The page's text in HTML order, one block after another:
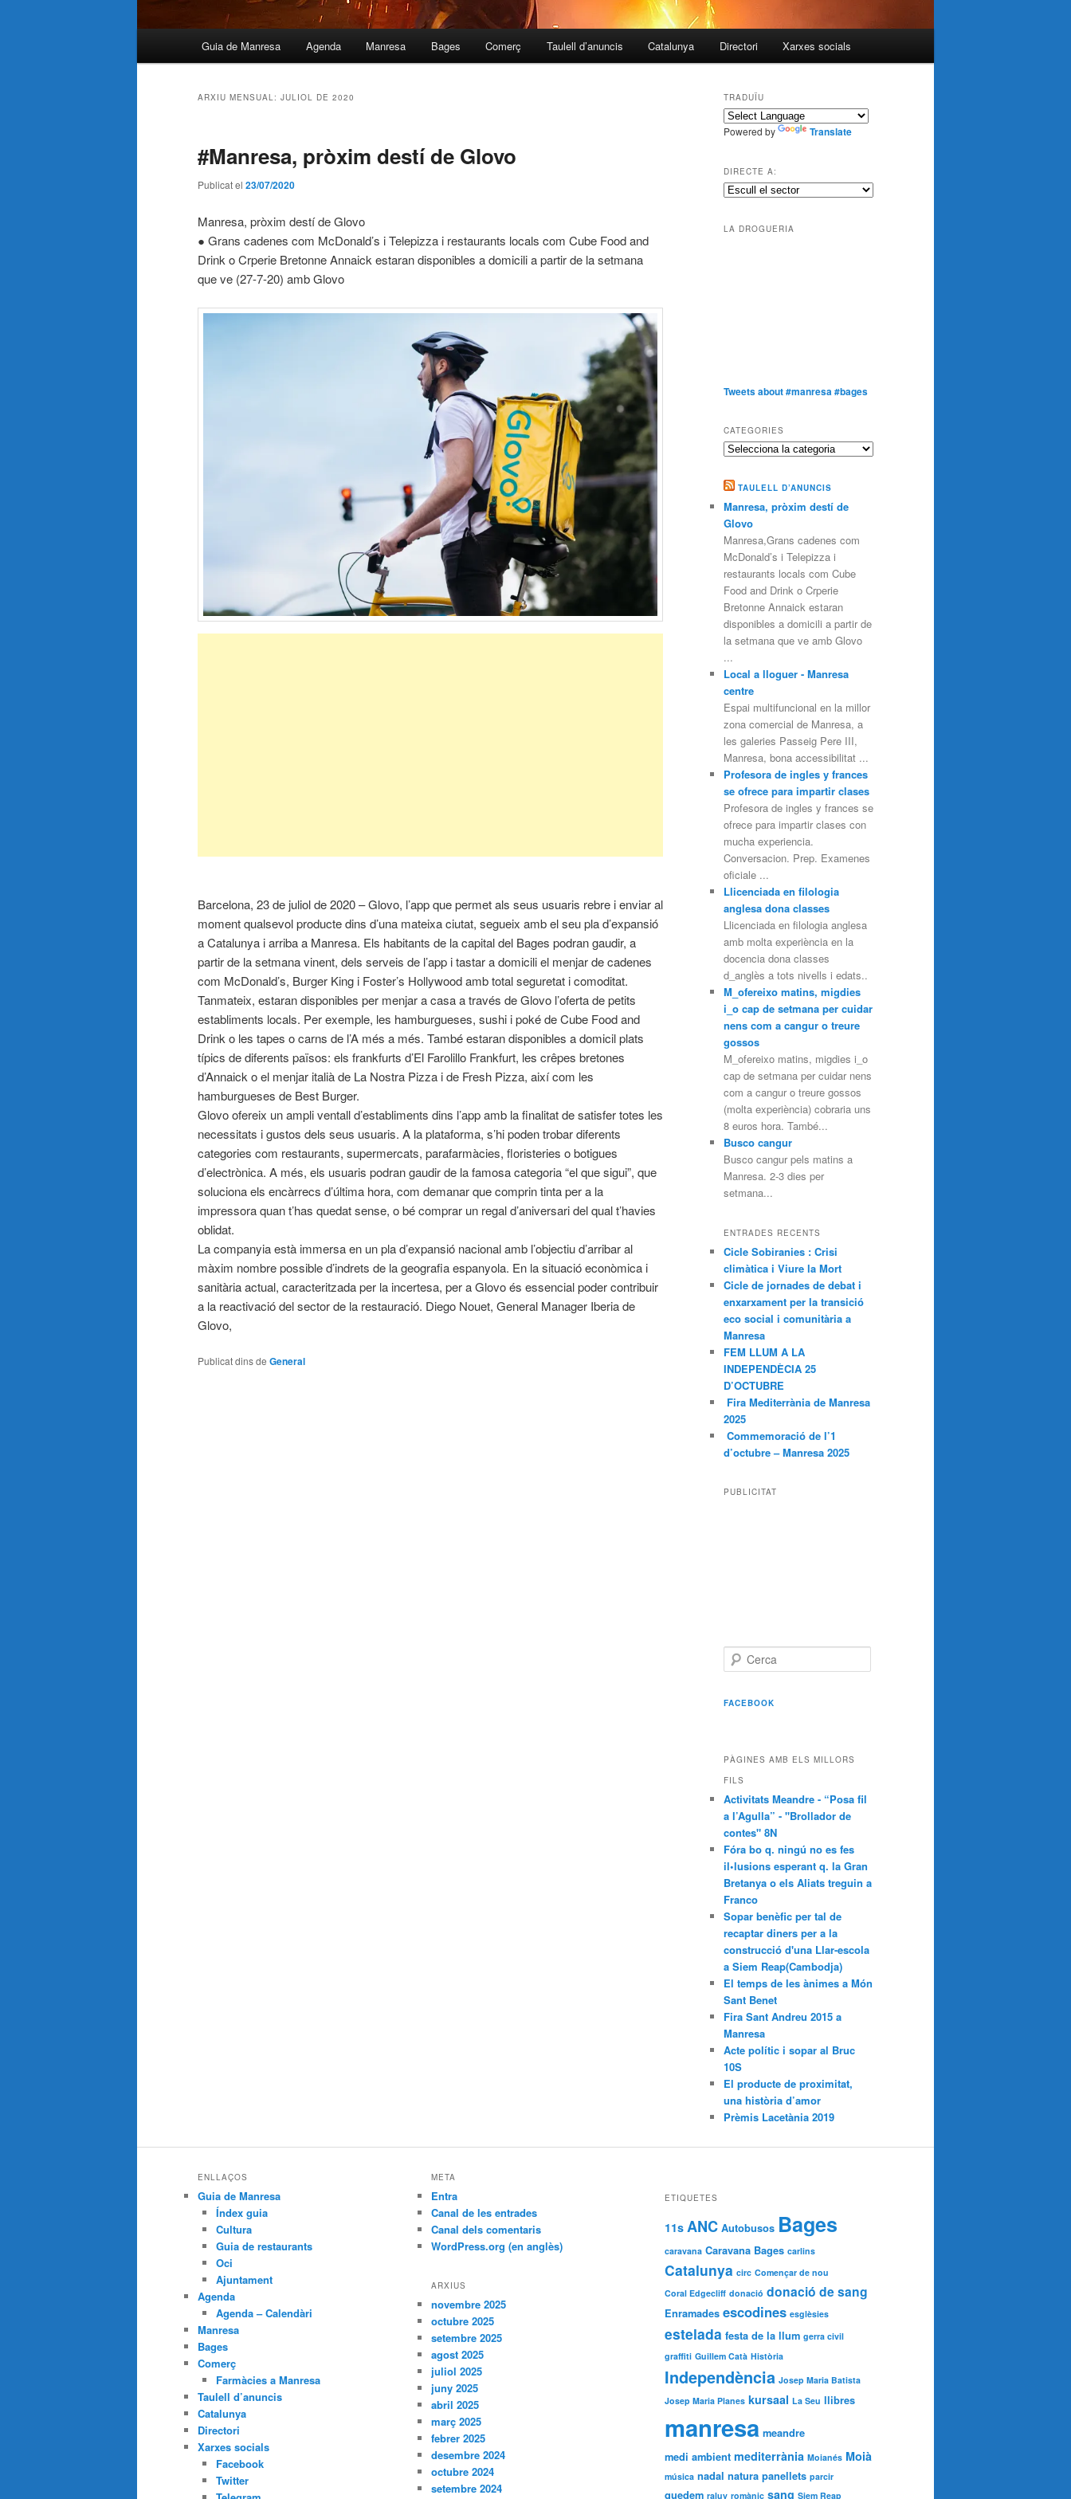
Guia de Manresa Agenda Manresa Bages Comerç Taulell d’anuncis Catalunya Directori Xarxes socials
ARXIU MENSUAL: JULIOL DE 2020
#Manresa, pròxim destí de Glovo
Publicat el 23/07/2020
Manresa, pròxim destí de Glovo
● Grans cadenes com McDonald’s i Telepizza i restaurants locals com Cube Food and
Drink o Crperie Bretonne Annaick estaran disponibles a domicili a partir de la setmana
que ve (27-7-20) amb Glovo
Barcelona, 23 de juliol de 2020 – Glovo, l’app que permet als seus usuaris rebre i enviar al
moment qualsevol producte dins d’una mateixa ciutat, segueix amb el seu pla d’expansió
a Catalunya i arriba a Manresa. Els habitants de la capital del Bages podran gaudir, a
partir de la setmana vinent, dels serveis de l’app i tastar a domicili el menjar de cadenes
com McDonald’s, Burger King i Foster’s Hollywood amb total seguretat i comoditat.
Tanmateix, estaran disponibles per menjar a casa a través de Glovo l’oferta de petits
establiments locals. Per exemple, les hamburgueses, sushi i poké de Cube Food and
Drink o les tapes o carns de l’A més a més. També estaran disponibles a domicil plats
típics de diferents països: els frankfurts d’El Farolillo Frankfurt, les crêpes bretones
d’Annaick o el menjar italià de La Nostra Pizza i de Fresh Pizza, així com les
hamburgueses de Best Burger.
Glovo ofereix un ampli ventall d’establiments dins l’app amb la finalitat de satisfer totes les
necessitats i gustos dels seus usuaris. A la plataforma, s’hi poden trobar diferents
categories com restaurants, supermercats, parafarmàcies, floristeries o botigues
d’electrònica. A més, els usuaris podran gaudir de la famosa categoria “el que sigui”, que
soluciona els encàrrecs d’última hora, com demanar que comprin tinta per a la
impressora quan t’has quedat sense, o bé comprar un regal d’aniversari del qual t’havies
oblidat.
La companyia està immersa en un pla d’expansió nacional amb l’objectiu d’arribar al
màxim nombre possible d’indrets de la geografia espanyola. En la situació econòmica i
sanitària actual, caracteritzada per la incertesa, per a Glovo és essencial poder contribuir
a la reactivació del sector de la restauració. Diego Nouet, General Manager Iberia de
Glovo,
Publicat dins de General
TRADUÏU
Powered by Translate
DIRECTE A:
LA DROGUERIA
Tweets about #manresa #bages
CATEGORIES
Categories
TAULELL D’ANUNCIS
Manresa, pròxim destí de
Glovo
Manresa,Grans cadenes com
McDonald’s i Telepizza i
restaurants locals com Cube
Food and Drink o Crperie
Bretonne Annaick estaran
disponibles a domicili a partir de
la setmana que ve amb Glovo
...
Local a lloguer - Manresa
centre
Espai multifuncional en la millor
zona comercial de Manresa, a
les galeries Passeig Pere III,
Manresa, bona accessibilitat ...
Profesora de ingles y frances
se ofrece para impartir clases
Profesora de ingles y frances se
ofrece para impartir clases con
mucha experiencia.
Conversacion. Prep. Examenes
oficiale ...
Llicenciada en filologia
anglesa dona classes
Llicenciada en filologia anglesa
amb molta experiència en la
docencia dona classes
d_anglès a tots nivells i edats..
M_ofereixo matins, migdies
i_o cap de setmana per cuidar
nens com a cangur o treure
gossos
M_ofereixo matins, migdies i_o
cap de setmana per cuidar nens
com a cangur o treure gossos
(molta experiència) cobraria uns
8 euros hora. També...
Busco cangur
Busco cangur pels matins a
Manresa. 2-3 dies per
setmana...
ENTRADES RECENTS
Cicle Sobiranies : Crisi
climàtica i Viure la Mort
Cicle de jornades de debat i
enxarxament per la transició
eco social i comunitària a
Manresa
FEM LLUM A LA
INDEPENDÈCIA 25
D’OCTUBRE
Fira Mediterrània de Manresa
2025
Commemoració de l’1
d’octubre – Manresa 2025
PUBLICITAT
e
c
FACEBOOK
PÀGINES AMB ELS MILLORS
FILS
Activitats Meandre - “Posa fil
a l’Agulla” - "Brollador de
contes" 8N
Fóra bo q. ningú no es fes
il•lusions esperant q. la Gran
Bretanya o els Aliats treguin a
Franco
Sopar benèfic per tal de
recaptar diners per a la
construcció d'una Llar-escola
a Siem Reap(Cambodja)
El temps de les ànimes a Món
Sant Benet
Fira Sant Andreu 2015 a
Manresa
Acte polític i sopar al Bruc
10S
El producte de proximitat,
una història d’amor
Prèmis Lacetània 2019
ENLLAÇOS
Guia de Manresa
Índex guia
Cultura
Guia de restaurants
Oci
Ajuntament
Agenda
Agenda – Calendàri
Manresa
Bages
Comerç
Farmàcies a Manresa
Taulell d’anuncis
Catalunya
Directori
Xarxes socials
Facebook
Twitter
META
Entra
Canal de les entrades
Canal dels comentaris
WordPress.org (en anglès)
ARXIUS
novembre 2025
octubre 2025
setembre 2025
agost 2025
juliol 2025
juny 2025
abril 2025
març 2025
febrer 2025
desembre 2024
octubre 2024
setembre 2024
ETIQUETES
11s ANC Autobusos Bages
caravana Caravana Bages carlins
Catalunya circ Començar de nou
Coral Edgecliff donació donació de sang
Enramades escodines esglèsies
estelada festa de la llum gerra civil
graffiti Guillem Catà Història
Independència Josep Maria Batista
Josep Maria Planes kursaal La Seu llibres
manresa meandre
medi ambient mediterrània Moianés Moià
música nadal natura panellets parcir
quedem raluy romànic sang Siem Reap